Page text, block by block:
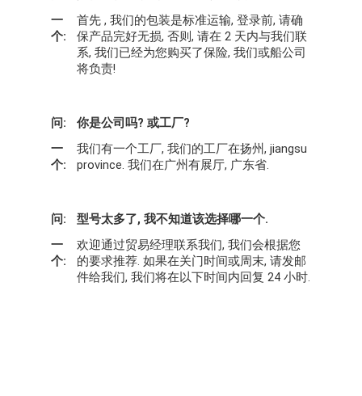
一
个:
首先 , 我们的包装是标准运输, 登录前, 请确
保产品完好无损, 否则, 请在 2 天内与我们联
系, 我们已经为您购买了保险, 我们或船公司
将负责!
问:
你是公司吗? 或工厂?
一
个:
我们有一个工厂, 我们的工厂在扬州, jiangsu
province. 我们在广州有展厅, 广东省.
问:
型号太多了, 我不知道该选择哪一个.
一
个:
欢迎通过贸易经理联系我们, 我们会根据您
的要求推荐. 如果在关门时间或周末, 请发邮
件给我们, 我们将在以下时间内回复 24 小时.